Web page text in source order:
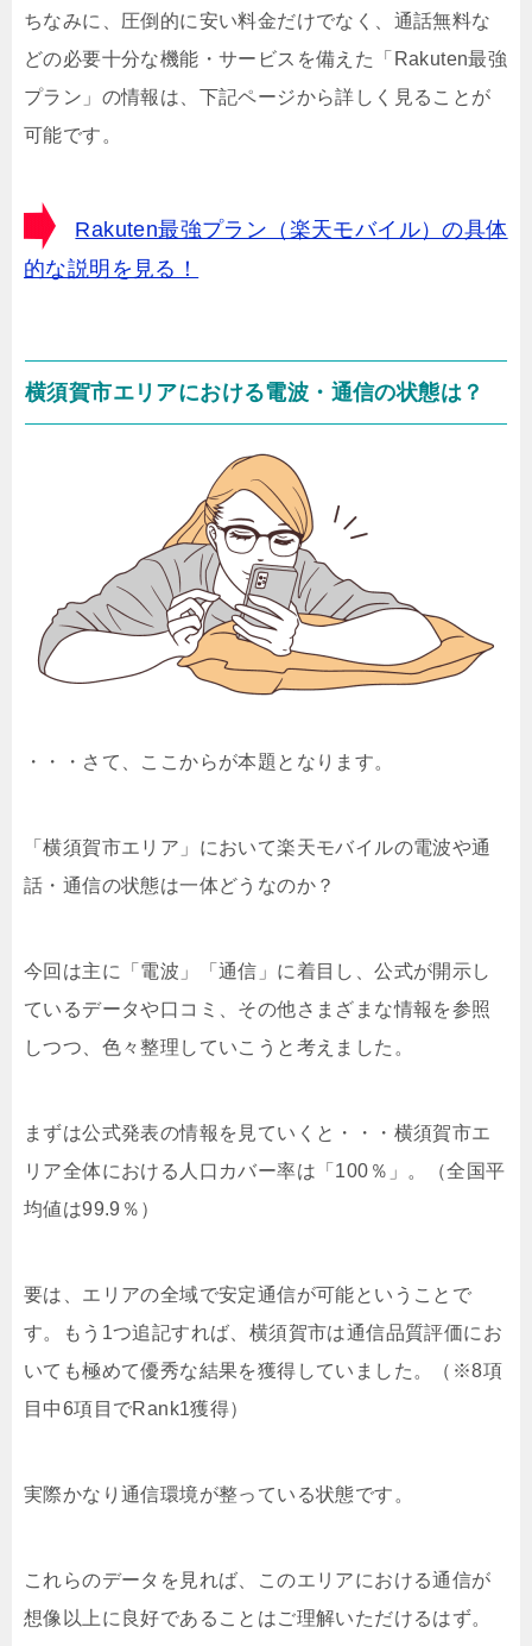
ちなみに、圧倒的に安い料金だけでなく、通話無料な
どの必要十分な機能・サービスを備えた「Rakuten最強
プラン」の情報は、下記ページから詳しく見ることが
可能です。
Rakuten最強プラン（楽天モバイル）の具体
的な説明を見る！
横須賀市エリアにおける電波・通信の状態は？
・・・さて、ここからが本題となります。
「横須賀市エリア」において楽天モバイルの電波や通
話・通信の状態は一体どうなのか？
今回は主に「電波」「通信」に着目し、公式が開示し
ているデータや口コミ、その他さまざまな情報を参照
しつつ、色々整理していこうと考えました。
まずは公式発表の情報を見ていくと・・・横須賀市エ
リア全体における人口カバー率は「100％」。（全国平
均値は99.9％）
要は、エリアの全域で安定通信が可能ということで
す。もう1つ追記すれば、横須賀市は通信品質評価にお
いて も極めて優秀な結果を獲得していました。（※8項
目中6項目でRank1獲得）
実際かなり通信環境が整っている状態です。
これらのデータを見れば、このエリアにおける通信が
想像以上に良好であることはご理解いただけるはず。